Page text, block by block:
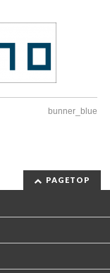
bunner_blue
PAGETOP